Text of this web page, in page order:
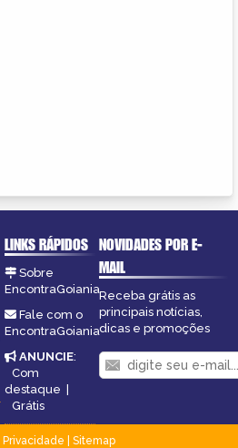
LINKS RÁPIDOS
Sobre
EncontraGoiania
Fale com o
EncontraGoiania
ANUNCIE:
Com
destaque |
Grátis
NOVIDADES POR E-
MAIL
Receba grátis as
principais notícias,
dicas e promoções
Privacidade
Sitemap